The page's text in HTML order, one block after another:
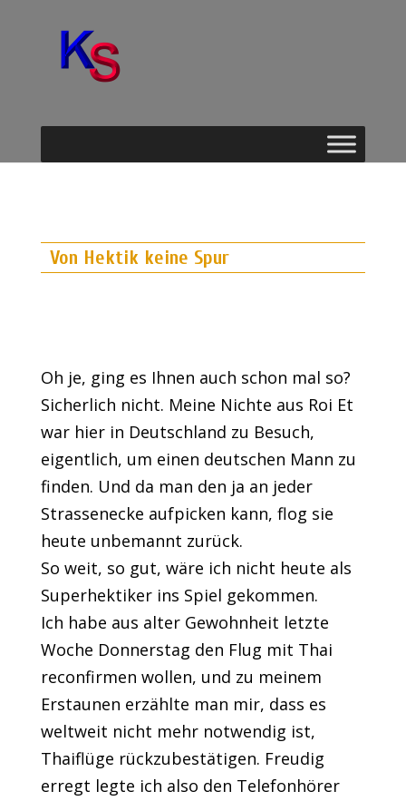
Von Hektik keine Spur
Oh je, ging es Ihnen auch schon mal so?
Sicherlich nicht. Meine Nichte aus Roi Et
war hier in Deutschland zu Besuch,
eigentlich, um einen deutschen Mann zu
finden. Und da man den ja an jeder
Strassenecke aufpicken kann, flog sie
heute unbemannt zurück.
So weit, so gut, wäre ich nicht heute als
Superhektiker ins Spiel gekommen.
Ich habe aus alter Gewohnheit letzte
Woche Donnerstag den Flug mit Thai
reconfirmen wollen, und zu meinem
Erstaunen erzählte man mir, dass es
weltweit nicht mehr notwendig ist,
Thaiflüge rückzubestätigen. Freudig
erregt legte ich also den Telefonhörer